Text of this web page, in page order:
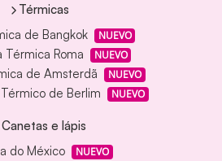
Térmicas
de Bangkok
NUEVO
Térmica Roma NUEVO
de Amsterdã NUEVO
de Berlim NUEVO
Canetas e lápis
do México
NUEVO